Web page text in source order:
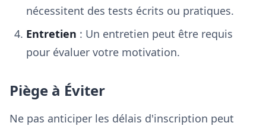
nécessitent des tests écrits ou pratiques.
Entretien : Un entretien peut être requis
pour évaluer votre motivation.
Piège à Éviter
Ne pas anticiper les délais d'inscription peut